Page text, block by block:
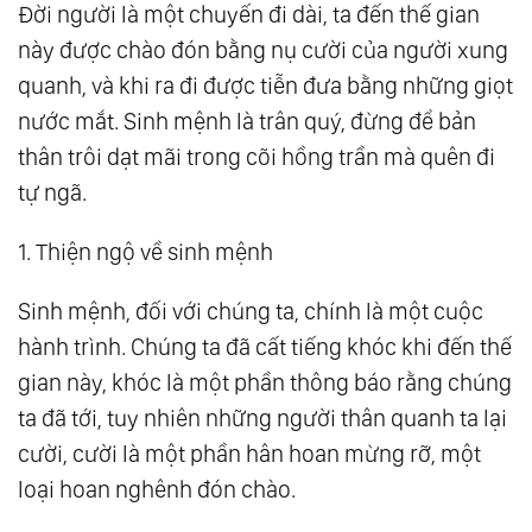
Nhất Khi Đối Diện Với Cuộc Đời
50.
Cuộc Sống, Có Những Lúc Thật Sự Cần
Một Chút Thiện Ngộ
51.Miệng Tích Đức Vận Thế Dễ Được, Duyên
Lành Phúc Báo Đều Từ Đức Mà Ra
Dưỡng Của Một Con Người…
53.Vạn Sự Tùy Duyên Liệu Có Phải Là Làm
Việc Tùy Tiện Và Vô Nguyên Tắc?
54.Tuyệt Vọng Đôi Khi Chính Là Bước Ngoặt
Cho Một Khởi Đầu Vững Chắc
55.Nhân Sinh Cảm Ngộ: Đời Người Càng Ít
Mong Cầu, Trong Tâm Càng Thanh Thản
Đời người là một chuyến đi dài, ta đến thế gian
này được chào đón bằng nụ cười của người xung
quanh, và khi ra đi được tiễn đưa bằng những giọt
nước mắt. Sinh mệnh là trân quý, đừng để bản
thân trôi dạt mãi trong cõi hồng trần mà quên đi
tự ngã.
1. Thiện ngộ về sinh mệnh
Sinh mệnh, đối với chúng ta, chính là một cuộc
hành trình. Chúng ta đã cất tiếng khóc khi đến thế
gian này, khóc là một phần thông báo rằng chúng
ta đã tới, tuy nhiên những người thân quanh ta lại
cười, cười là một phần hân hoan mừng rỡ, một
loại hoan nghênh đón chào.